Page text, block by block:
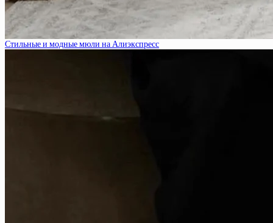
Стильные и модные мюли на Алиэкспресс